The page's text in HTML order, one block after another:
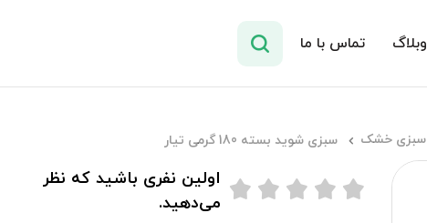
وبلاگ تماس با ما
سبزی خشک سبزی شوید بسته 180 گرمی تیار
اولین نفری باشید که نظر
می‌دهید.